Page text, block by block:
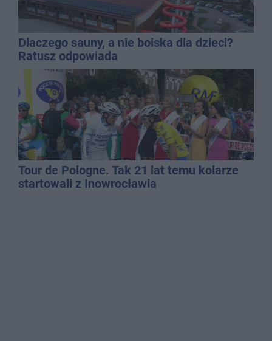
Dlaczego sauny, a nie boiska dla dzieci?
Ratusz odpowiada
Tour de Pologne. Tak 21 lat temu kolarze
startowali z Inowrocławia